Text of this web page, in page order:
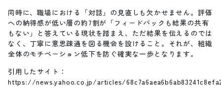
同時に、職場における「対話」の見直しも欠かせません。評価
への納得感が低い層の約7割が「フィードバックも結果の共有
もない」と答えている現状を踏まえ、ただ結果を伝えるのでは
なく、丁寧に意思疎通を図る機会を設けること。それが、組織
全体のモチベーション低下を防ぐ確実な一歩となります。
引用したサイト：
https://news.yahoo.co.jp/articles/